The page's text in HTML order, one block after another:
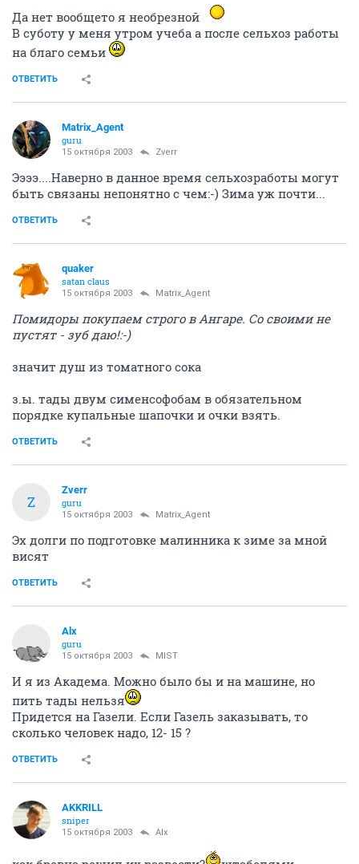
Да нет вообщето я необрезной
В суботу у меня утром учеба а после сельхоз работы
на благо семьи
ОТВЕТИТЬ
Matrix_Agent
guru
15 октября 2003 Zverr
Ээээ....Наверно в данное время сельхозработы могут
быть связаны непонятно с чем:-) Зима уж почти...
ОТВЕТИТЬ
quaker
satan claus
15 октября 2003 Matrix_Agent
Помидоры покупаем строго в Ангаре. Со своими не
пустят - зуб даю!:-)
значит душ из томатного сока
з.ы. тады двум сименсофобам в обязательном
порядке купальные шапочки и очки взять.
ОТВЕТИТЬ
Z
Zverr
guru
15 октября 2003 Matrix_Agent
Эх долги по подготовке малинника к зиме за мной
висят
ОТВЕТИТЬ
Alx
guru
15 октября 2003 MIST
И я из Академа. Можно было бы и на машине, но
пить тады нельзя
Придется на Газели. Если Газель заказывать, то
сколько человек надо, 12- 15 ?
ОТВЕТИТЬ
AKKRILL
sniper
15 октября 2003 Alx